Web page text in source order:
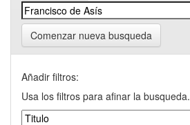
Comenzar nueva busqueda
Añadir filtros:
Usa los filtros para afinar la busqueda.